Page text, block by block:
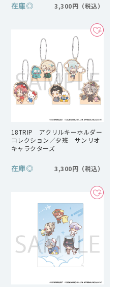
在庫◎ 3,300円
18TRIP アクリルキーホルダー
コレクション／夕班 サンリオ
キャラクターズ
在庫◎ 3,300円